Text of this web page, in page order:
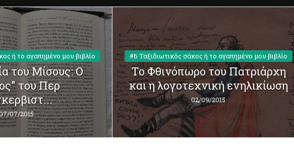
ή το αγαπημένο μου βιβλίο
του Μίσους: Ο
του Περ
Λάγκερβιστ...‏
07/2015
#6 Ταξιδιωτικός σάκος ή το αγαπημένο μου βιβλίο
Το Φθινόπωρο του Πατριάρχη
και η λογοτεχνική ενηλικίωση
02/09/2015